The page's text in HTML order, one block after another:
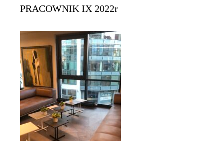
PRACOWNIK IX 2022r